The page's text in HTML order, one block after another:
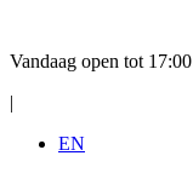
Vandaag open tot 17:00
|
EN